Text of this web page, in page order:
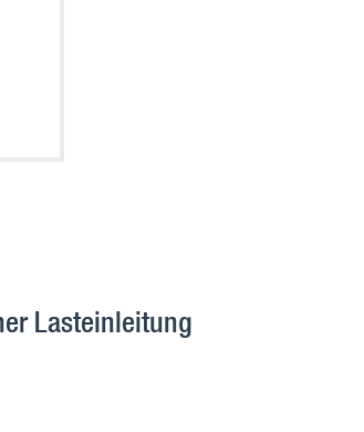
Lasteinleitung